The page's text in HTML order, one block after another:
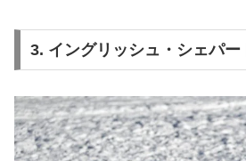
3. イングリッシュ・シェパー